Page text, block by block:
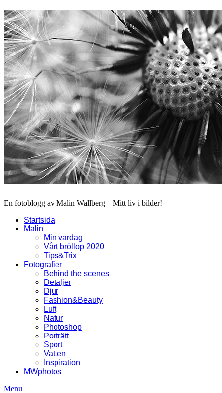
En fotoblogg av Malin Wallberg – Mitt liv i bilder!
Startsida
Malin
Min vardag
Vårt bröllop 2020
Tips&Trix
Fotografier
Behind the scenes
Detaljer
Djur
Fashion&Beauty
Luft
Natur
Photoshop
Porträtt
Sport
Vatten
Inspiration
MWphotos
Menu